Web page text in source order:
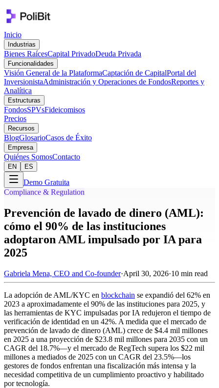
Inicio
Industrias
Bienes RaícesCapital PrivadoDeuda Privada
Funcionalidades
Visión General de la PlataformaCaptación de CapitalPortal del
InversionistaAdministración y Operaciones de FondosReportes y
Analítica
Estructuras
FondosSPVsFideicomisos
Precios
Recursos
BlogGlosarioCasos de Éxito
Empresa
Quiénes SomosContacto
EN ES
Demo Gratuita
Compliance & Regulation
Prevención de lavado de dinero (AML):
cómo el 90% de las instituciones
adoptaron AML impulsado por IA para
2025
Gabriela Mena, CEO and Co-founder·April 30, 2026·10 min read
La adopción de AML/KYC en blockchain se expandió del 62% en
2023 a aproximadamente el 90% de las instituciones para 2025, y
las herramientas de KYC impulsadas por IA redujeron el tiempo de
verificación de identidad en un 42%. A medida que el mercado de
prevención de lavado de dinero (AML) crece de $4.4 mil millones
en 2025 a una proyección de $23.8 mil millones para 2035 con un
CAGR del 18.7%—y el mercado de RegTech supera los $22 mil
millones a mediados de 2025 con un CAGR del 23.5%—los
gestores de fondos enfrentan una fiscalización más intensa y la
necesidad competitiva de un cumplimiento proactivo y habilitado
por tecnología.